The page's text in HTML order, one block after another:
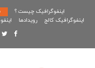
اینفوگرافیک چیست ؟
اینفوگرافیک کالج
رویدادها